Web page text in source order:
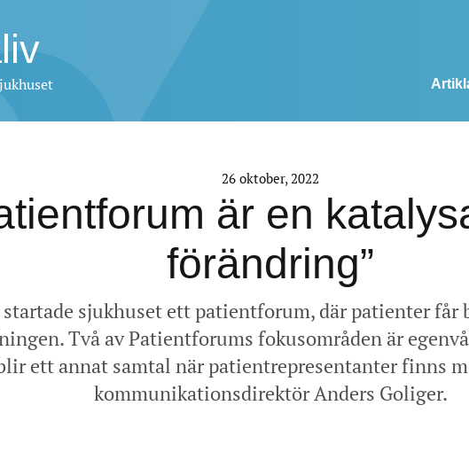
26 oktober, 2022
är en
förändring”
startade sjukhuset ett patientforum, där patienter får
Två av Patientforums fokusområden är
ett annat samtal när patientrepresentanter finns
kommunikationsdirektör Anders Goliger.